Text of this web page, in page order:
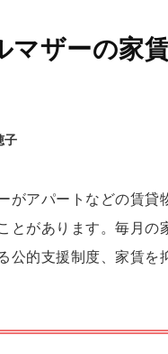
マザーの家
子
がアパートなどの賃
とがあります。毎月
公的支援制度、家賃を